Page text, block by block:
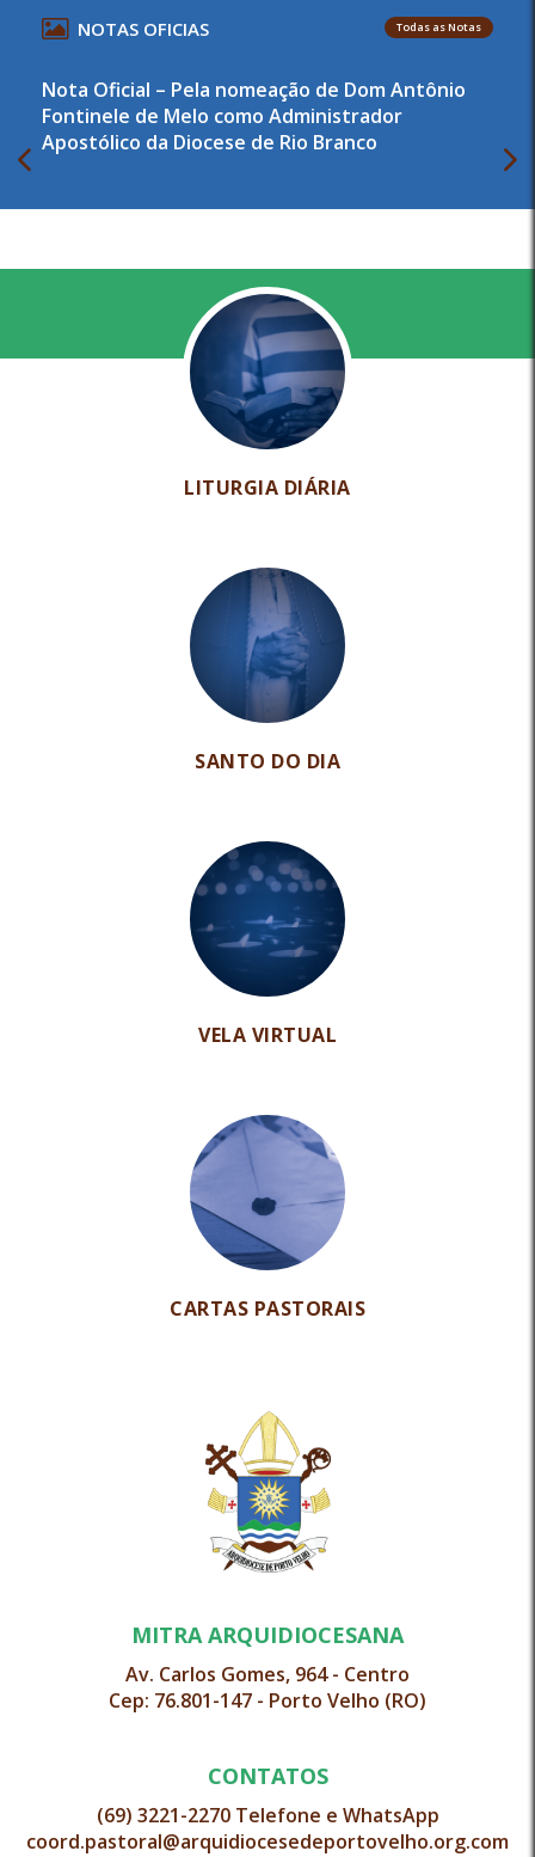
NOTAS OFICIAS Todas as Notas
Nota Oficial – Pela nomeação de Dom Antônio
Fontinele de Melo como Administrador
Apostólico da Diocese de Rio Branco
LITURGIA DIÁRIA
SANTO DO DIA
VELA VIRTUAL
CARTAS PASTORAIS
MITRA ARQUIDIOCESANA
Av. Carlos Gomes, 964 - Centro
Cep: 76.801-147 - Porto Velho (RO)
CONTATOS
(69) 3221-2270 Telefone e WhatsApp
coord.pastoral@arquidiocesedeportovelho.org.com